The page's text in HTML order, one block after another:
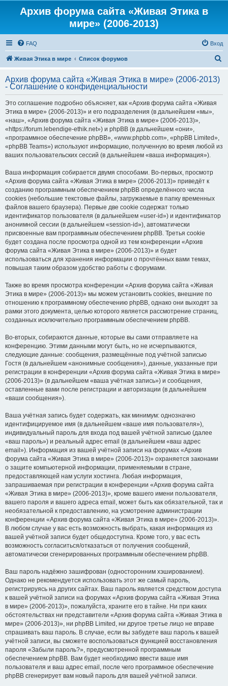
Архив форума сайта «Живая Этика в
мире» (2006-2013)
FAQ Вход
Живая Этика в мире Список форумов
с
Архив форума сайта «Живая Этика в мире» (2006-2013)
- Соглашение о конфиденциальности
Это соглашение подробно объясняет, как «Архив форума сайта «Живая
Этика в мире» (2006-2013)» и его подразделения (в дальнейшем «мы»,
«наш», «Архив форума сайта «Живая Этика в мире» (2006-2013)»,
«https://forum.lebendige-ethik.net») и phpBB (в дальнейшем «они»,
«программное обеспечение phpBB», «www.phpbb.com», «phpBB Limited»,
«phpBB Teams») используют информацию, полученную во время любой из
ваших пользовательских сессий (в дальнейшем «ваша информация»).
Ваша информация собирается двумя способами. Во-первых, просмотр
«Архив форума сайта «Живая Этика в мире» (2006-2013)» приведёт к
созданию программным обеспечением phpBB определённого числа
cookies (небольшие текстовые файлы, загружаемые в папку временных
файлов вашего браузера). Первые две cookie содержат только
идентификатор пользователя (в дальнейшем «user-id») и идентификатор
анонимной сессии (в дальнейшем «session-id»), автоматически
присвоенные вам программным обеспечением phpBB. Третья cookie
будет создана после просмотра одной из тем конференции «Архив
форума сайта «Живая Этика в мире» (2006-2013)» и будет
использоваться для хранения информации о прочтённых вами темах,
повышая таким образом удобство работы с форумами.
Также во время просмотра конференции «Архив форума сайта «Живая
Этика в мире» (2006-2013)» мы можем установить cookies, внешние по
отношению к программному обеспечению phpBB, однако они выходят за
рамки этого документа, целью которого является рассмотрение страниц,
созданных исключительно программным обеспечением phpBB.
Во-вторых, собираются данные, которые вы сами отправляете на
конференцию. Этими данными могут быть, но не исчерпываются,
следующие данные: сообщения, размещённые под учётной записью
Гостя (в дальнейшем «анонимные сообщения»), данные, указанные при
регистрации в конференции «Архив форума сайта «Живая Этика в мире»
(2006-2013)» (в дальнейшем «ваша учётная запись») и сообщения,
оставленные вами после регистрации и авторизации (в дальнейшем
«ваши сообщения»).
Ваша учётная запись будет содержать, как минимум: однозначно
идентифицируемое имя (в дальнейшем «ваше имя пользователя»),
индивидуальный пароль для входа под вашей учётной записью (далее
«ваш пароль») и реальный адрес email (в дальнейшем «ваш адрес
email»). Информация из вашей учётной записи на форумах «Архив
форума сайта «Живая Этика в мире» (2006-2013)» охраняется законами
о защите компьютерной информации, применяемыми в стране,
предоставляющей нам услуги хостинга. Любая информация,
запрашиваемая при регистрации в конференции «Архив форума сайта
«Живая Этика в мире» (2006-2013)», кроме вашего имени пользователя,
вашего пароля и вашего адреса email, может быть как обязательной, так и
необязательной к предоставлению, на усмотрение администрации
конференции «Архив форума сайта «Живая Этика в мире» (2006-2013)».
В любом случае у вас есть возможность выбрать, какая информация из
вашей учётной записи будет общедоступна. Кроме того, у вас есть
возможность согласиться/отказаться от получения сообщений,
автоматически сгенерированных программным обеспечением phpBB.
Ваш пароль надёжно зашифрован (односторонним хэшированием).
Однако не рекомендуется использовать этот же самый пароль,
регистрируясь на других сайтах. Ваш пароль является средством доступа
к вашей учётной записи на форумах «Архив форума сайта «Живая Этика
в мире» (2006-2013)», пожалуйста, храните его в тайне. Ни при каких
обстоятельствах ни представители «Архив форума сайта «Живая Этика в
мире» (2006-2013)», ни phpBB Limited, ни другое третье лицо не вправе
спрашивать ваш пароль. В случае, если вы забудете ваш пароль к вашей
учётной записи, вы сможете воспользоваться функцией восстановления
пароля «Забыли пароль?», предусмотренной программным
обеспечением phpBB. Вам будет необходимо ввести ваше имя
пользователя и ваш адрес email, после чего программное обеспечение
phpBB сгенерирует вам новый пароль для вашей учётной записи.